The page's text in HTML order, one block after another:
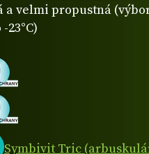
a velmi propustná
23°C)
Symbivit Tric